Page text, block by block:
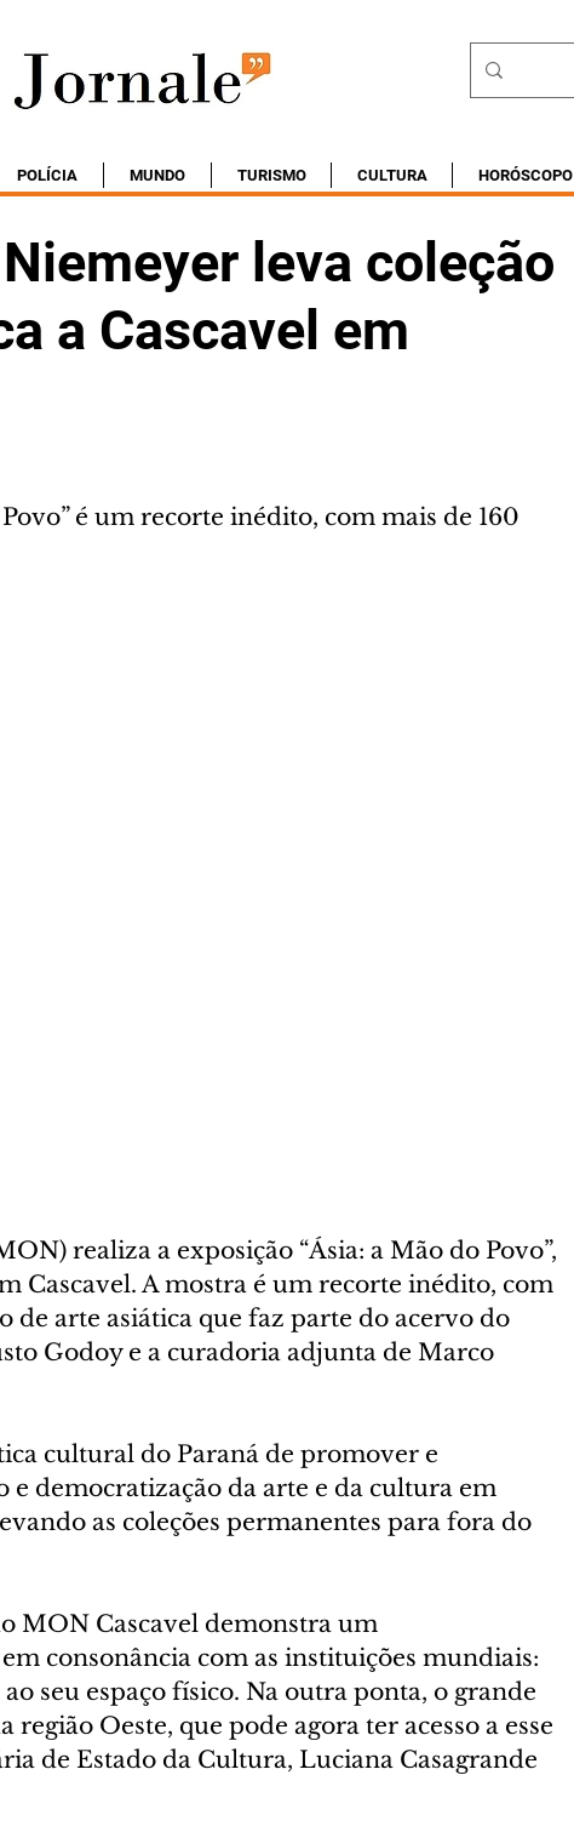
POLÍCIA MUNDO TURISMO CULTURA HORÓSCOPO
leva coleção
a Cascavel em
é um recorte inédito, com mais de 160
realiza a exposição “Ásia: a Mão do Povo”,
Cascavel. A mostra é um recorte inédito, com
de arte asiática que faz parte do acervo do
Godoy e a curadoria adjunta de Marco
cultural do Paraná de promover e
e democratização da arte e da cultura em
as coleções permanentes para fora do
MON Cascavel demonstra um
consonância com as instituições mundiais:
seu espaço físico. Na outra ponta, o grande
Oeste, que pode agora ter acesso a esse
de Estado da Cultura, Luciana Casagrande